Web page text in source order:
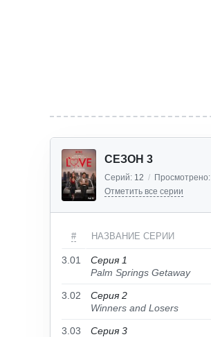
СЕЗОН 3
Серий: 12 / Просмотрено:
Отметить все серии
# НАЗВАНИЕ СЕРИИ
3.01
Серия 1
Palm Springs Getaway
3.02
Серия 2
Winners and Losers
3.03
Серия 3